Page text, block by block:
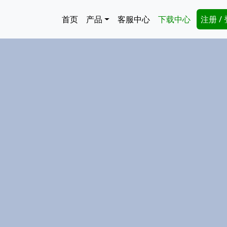
Main navigation
首页 产品 客服中心 下载中心 注册 /